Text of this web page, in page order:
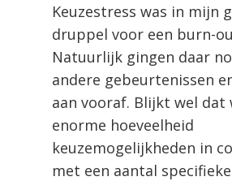
Keuzestress was in mijn
druppel voor een burn-
Natuurlijk gingen daar
andere gebeurtenissen
aan vooraf. Blijkt wel dat
enorme hoeveelheid
keuzemogelijkheden in
met een aantal specifieke